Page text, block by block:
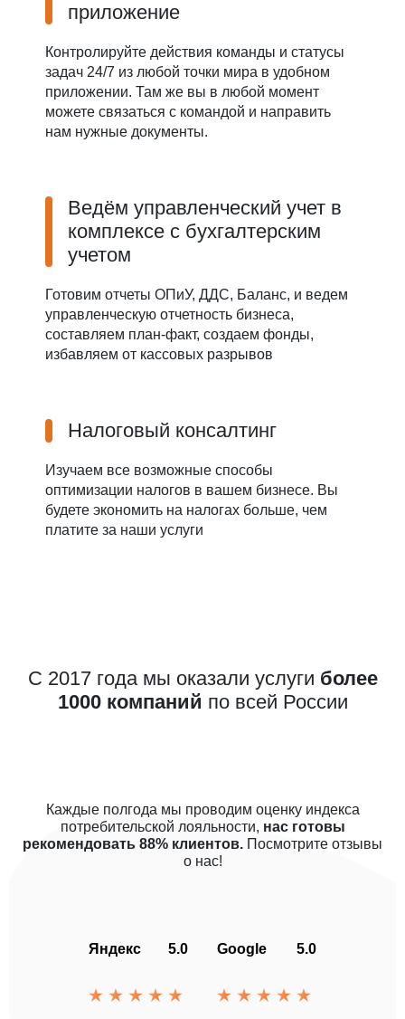
приложение
Контролируйте действия команды и статусы
задач 24/7 из любой точки мира в удобном
приложении. Там же вы в любой момент
можете связаться с командой и направить
нам нужные документы.
Ведём управленческий учет в
комплексе с бухгалтерским
учетом
Готовим отчеты ОПиУ, ДДС, Баланс, и ведем
управленческую отчетность бизнеса,
составляем план-факт, создаем фонды,
избавляем от кассовых разрывов
Налоговый консалтинг
Изучаем все возможные способы
оптимизации налогов в вашем бизнесе. Вы
будете экономить на налогах больше, чем
платите за наши услуги
С 2017 года мы оказали услуги более
1000 компаний по всей России
Каждые полгода мы проводим оценку индекса
потребительской лояльности, нас готовы
рекомендовать 88% клиентов. Посмотрите отзывы
о нас!
Яндекс 5.0 Google 5.0